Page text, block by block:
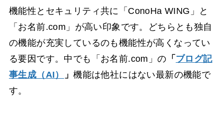
機能性とセキュリティ共に「ConoHa WING」と
「お名前.com」が高い印象です。どちらとも独自
の機能が充実しているのも機能性が高くなってい
る要因です。中でも「お名前.com」の 「 ブログ記
事生成（AI）
」機能は他社にはない最新の機能で
す。